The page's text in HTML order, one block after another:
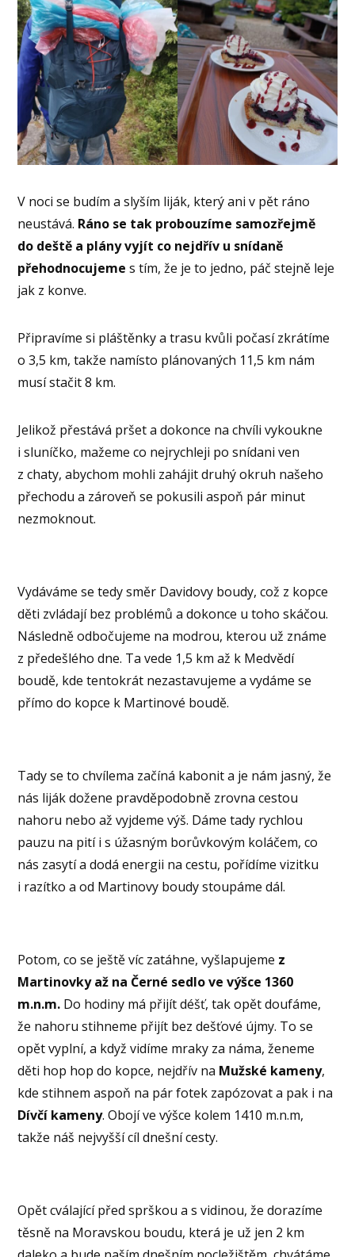
V noci se budím a slyším liják, který ani v pět ráno
neustává. Ráno se tak probouzíme samozřejmě
do deště a plány vyjít co nejdřív u snídaně
přehodnocujeme s tím, že je to jedno, páč stejně leje
jak z konve.
Připravíme si pláštěnky a trasu kvůli počasí zkrátíme
o 3,5 km, takže namísto plánovaných 11,5 km nám
musí stačit 8 km.
Jelikož přestává pršet a dokonce na chvíli vykoukne
i sluníčko, mažeme co nejrychleji po snídani ven
z chaty, abychom mohli zahájit druhý okruh našeho
přechodu a zároveň se pokusili aspoň pár minut
nezmoknout.
Vydáváme se tedy směr Davidovy boudy, což z kopce
děti zvládají bez problémů a dokonce u toho skáčou.
Následně odbočujeme na modrou, kterou už známe
z předešlého dne. Ta vede 1,5 km až k Medvědí
boudě, kde tentokrát nezastavujeme a vydáme se
přímo do kopce k Martinové boudě.
Tady se to chvílema začíná kabonit a je nám jasný, že
nás liják dožene pravděpodobně zrovna cestou
nahoru nebo až vyjdeme výš. Dáme tady rychlou
pauzu na pití i s úžasným borůvkovým koláčem, co
nás zasytí a dodá energii na cestu, pořídíme vizitku
i razítko a od Martinovy boudy stoupáme dál.
Potom, co se ještě víc zatáhne, vyšlapujeme z
Martinovky až na Černé sedlo ve výšce 1360
m.n.m. Do hodiny má přijít déšť, tak opět doufáme,
že nahoru stihneme přijít bez dešťové újmy. To se
opět vyplní, a když vidíme mraky za náma, ženeme
děti hop hop do kopce, nejdřív na Mužské kameny,
kde stihnem aspoň na pár fotek zapózovat a pak i na
Dívčí kameny. Obojí ve výšce kolem 1410 m.n.m,
takže náš nejvyšší cíl dnešní cesty.
Opět cválající před sprškou a s vidinou, že dorazíme
těsně na Moravskou boudu, která je už jen 2 km